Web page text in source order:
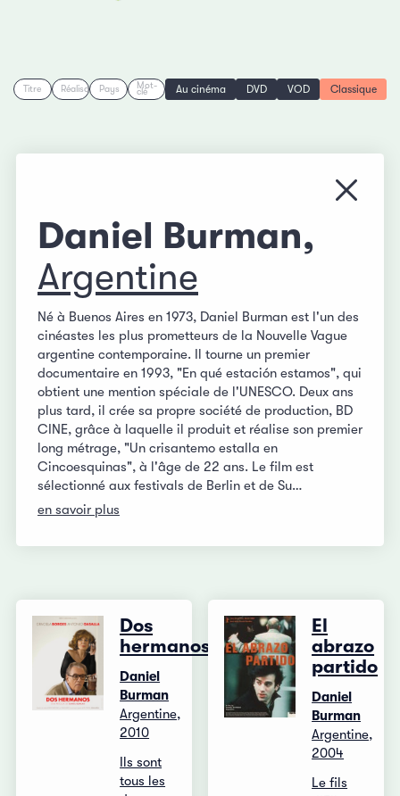
Titre RéalisationPays Mot-
clé Au cinéma DVD VOD Classique
Daniel Burman,
Argentine
Né à Buenos Aires en 1973, Daniel Burman est l'un des
cinéastes les plus prometteurs de la Nouvelle Vague
argentine contemporaine. Il tourne un premier
documentaire en 1993, "En qué estación estamos", qui
obtient une mention spéciale de l'UNESCO. Deux ans
plus tard, il crée sa propre société de production, BD
CINE, grâce à laquelle il produit et réalise son premier
long métrage, "Un crisantemo estalla en
Cincoesquinas", à l'âge de 22 ans. Le film est
sélectionné aux festivals de Berlin et de Su…
en savoir plus
Dos
hermanos
Daniel
Burman
Argentine,
2010
Ils sont
tous les
El
abrazo
partido
Daniel
Burman
Argentine,
2004
Le fils